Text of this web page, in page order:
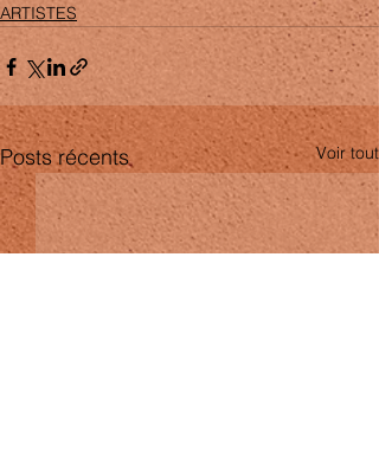
ARTISTES
Posts récents Voir tout